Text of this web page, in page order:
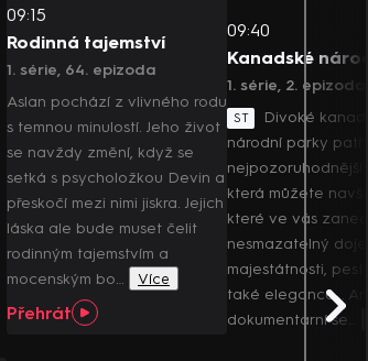
09:15
Rodinná tajemství
1. série, 64. epizoda
Aslan pochází z vlivného rodu
s temnou minulostí. Jeho život
se navždy změní, když se
setká s psycholožkou Devin a
přeskočí mezi nimi jiskra. Jejich
láska ale bude muset čelit
rodinným tajemstvím a
mocenským bo…
Více
Přehrát
09:40
Kanadské
1. série, 2. epizoda
ST
Divoké
národní parky
nejpozoruhodnější
která můžete
které ve vás
nesmazatelný
majestátnosti,
také elegance...
dokumentární se…